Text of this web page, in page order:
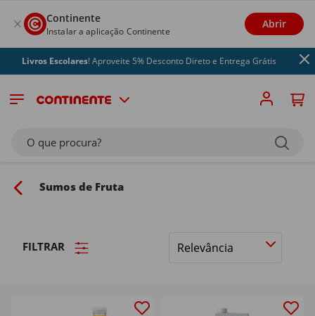
Continente
Instalar a aplicação Continente
Abrir
Escolares! Aproveite 5% Desconto Direto e Entrega Grátis
O que procura?
Sumos de Fruta
FILTRAR
Ordenar